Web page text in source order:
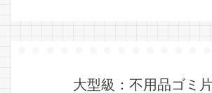
大型級：不用品ゴミ